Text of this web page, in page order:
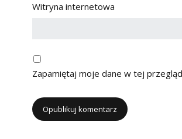
Witryna internetowa
Zapamiętaj moje dane w tej